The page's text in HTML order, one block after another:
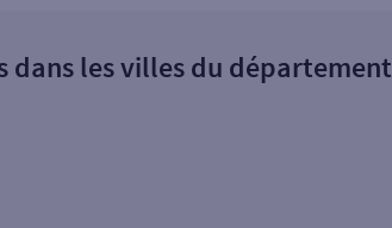
les villes du département